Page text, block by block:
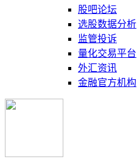
股吧论坛
选股数据分析
监管投诉
量化交易平台
外汇资讯
金融官方机构